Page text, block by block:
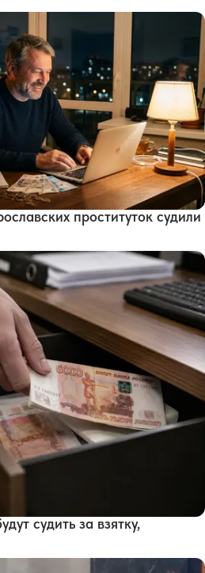
проституток судили
судить за взятку,